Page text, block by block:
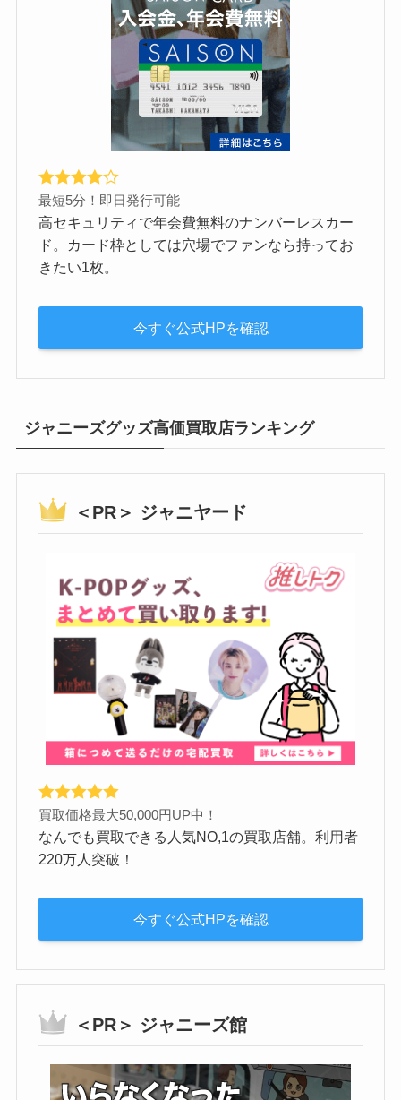
最短5分！即日発行可能
高セキュリティで年会費無料のナンバーレスカー
ド。カード枠としては穴場でファンなら持ってお
きたい1枚。
今すぐ公式HPを確認
ジャニーズグッズ高価買取店ランキング
＜PR＞ ジャニヤード
買取価格最大50,000円UP中！
なんでも買取できる人気NO,1の買取店舗。利用者
220万人突破！
今すぐ公式HPを確認
＜PR＞ ジャニーズ館